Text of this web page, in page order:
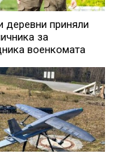
деревни приняли
за
военкомата